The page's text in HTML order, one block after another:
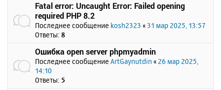
Fatal error: Uncaught Error: Failed opening
required PHP 8.2
Последнее сообщение kosh2323 « 31 мар 2025, 13:57
Ответы: 8
Ошибка open server phpmyadmin
Последнее сообщение ArtGaynutdin « 26 мар 2025,
14:10
Ответы: 5